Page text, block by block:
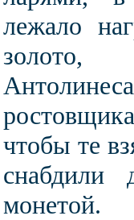
лежало
золото,
чтобы те
снабдили
монетой.